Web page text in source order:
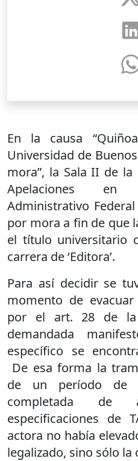
En la causa
Universidad de
mora”, la Sala II de
Apelaciones en
Administrativo
por mora a fin de que
el título universitario
carrera de ‘Editora’.
Para así decidir se
momento de
por el art. 28 de la
demandada
específico se
De esa forma la
de un período de
completada
especificaciones de
actora no había
legalizado, sino sólo la